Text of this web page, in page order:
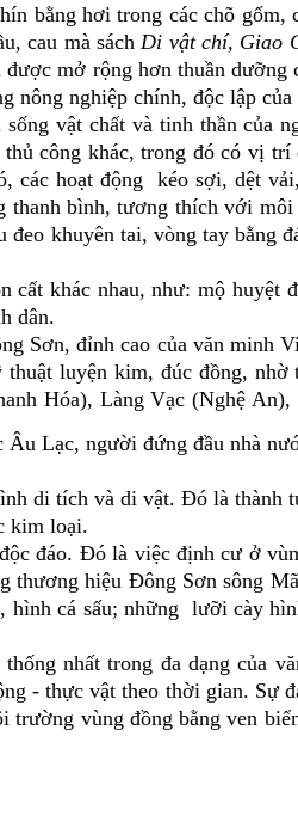
bằng hơi trong các chõ
cau mà sách Di vật chí, Giao
mở rộng hơn thuần
nông nghiệp chính, độc lập
vật chất và tinh thần của
công khác, trong đó có vị
các hoạt động kéo sợi, dệt
thanh bình, tương thích với
khuyên tai, vòng tay bằng
khác nhau, như: mộ huyệt
dân.
Sơn, đỉnh cao của văn
luyện kim, đúc đồng,
Hóa), Làng Vạc (Nghệ
Lạc, người đứng đầu nhà
di tích và di vật. Đó là thành
kim loại.
đáo. Đó là việc định cư ở
thương hiệu Đông Sơn sông
cá sấu; những lưỡi cày
thống nhất trong đa dạng của
-thực vật theo thời gian. Sự
vùng đồng bằng ven